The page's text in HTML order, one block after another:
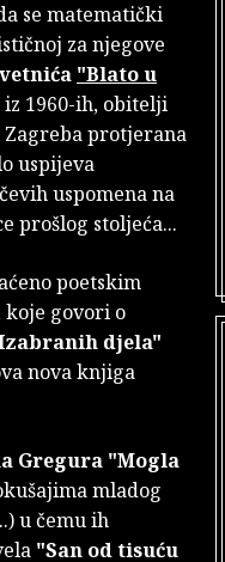
se matematički
za njegove
"Blato u
1960-ih, obitelji
Zagreba protjerana
uspijeva
uspomena na
prošlog stoljeća...
poetskim
koje govori o
djela"
nova knjiga
Gregura "Mogla
mladog
u čemu ih
"San od tisuću